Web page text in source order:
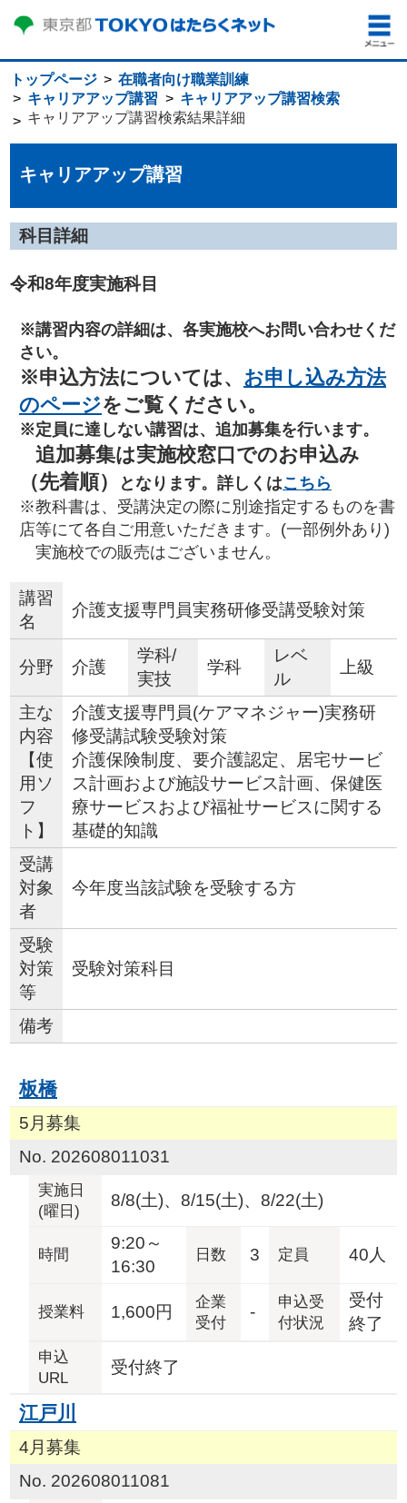
トップページ
在職者向け職業訓練
キャリアアップ講習
キャリアアップ講習検索
キャリアアップ講習検索結果詳細
キャリアアップ講習
科目詳細
令和8年度実施科目
※講習内容の詳細は、各実施校へお問い合わせくだ
さい。
※申込方法については、 お申し込み方法
のページをご覧ください。
※定員に達しない講習は、追加募集を行います。
追加募集は実施校窓口でのお申込み
（先着順）
となります。詳しくはこちら
※教科書は、受講決定の際に別途指定するものを書
店等にて各自ご用意いただきます。(一部例外あり)
実施校での販売はございません。
講習
名
介護支援専門員実務研修受講受験対策
分野 介護
学科/
実技
学科
レベ
ル
上級
主な
内容
【使
用ソ
フ
ト】
介護支援専門員(ケアマネジャー)実務研
修受講試験受験対策
介護保険制度、要介護認定、居宅サービ
ス計画および施設サービス計画、保健医
療サービスおよび福祉サービスに関する
基礎的知識
受講
対象
者
今年度当該試験を受験する方
受験
対策
等
受験対策科目
備考
板橋
5月募集
No. 202608011031
実施日
(曜日)
8/8(土)、8/15(土)、8/22(土)
時間
9:20～
16:30
日数 3 定員 40人
授業料 1,600円
企業
受付
-
申込受
付状況
受付
終了
申込
URL
受付終了
江戸川
4月募集
No. 202608011081